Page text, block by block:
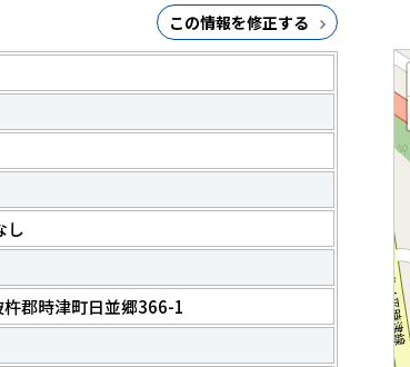
この情報を修正する
し
郡時津町日並郷366-1